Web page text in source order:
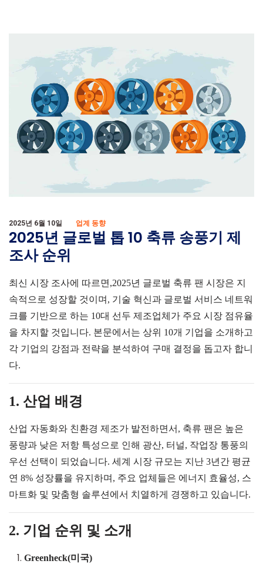
2025년 6월 10일 업계 동향
2025년 글로벌 톱 10 축류 송풍기 제
조사 순위
최신 시장 조사에 따르면,2025년 글로벌 축류 팬 시장은 지
속적으로 성장할 것이며, 기술 혁신과 글로벌 서비스 네트워
크를 기반으로 하는 10대 선두 제조업체가 주요 시장 점유율
을 차지할 것입니다. 본문에서는 상위 10개 기업을 소개하고
각 기업의 강점과 전략을 분석하여 구매 결정을 돕고자 합니
다.
1. 산업 배경
산업 자동화와 친환경 제조가 발전하면서, 축류 팬은 높은
풍량과 낮은 저항 특성으로 인해 광산, 터널, 작업장 통풍의
우선 선택이 되었습니다. 세계 시장 규모는 지난 3년간 평균
연 8% 성장률을 유지하며, 주요 업체들은 에너지 효율성, 스
마트화 및 맞춤형 솔루션에서 치열하게 경쟁하고 있습니다.
2. 기업 순위 및 소개
Greenheck(미국)